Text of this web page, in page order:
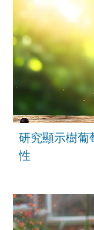
研究顯示樹葡
性